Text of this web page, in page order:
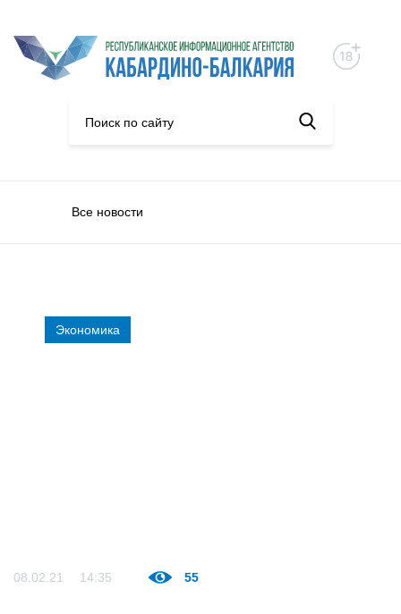
Все новости
Экономика
08.02.21 14:35 55